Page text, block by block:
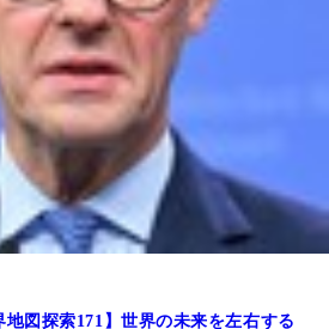
地図探索171】世界の未来を左右する